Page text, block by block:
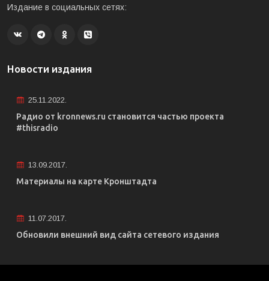
Издание в социальных сетях:
Новости издания
25.11.2022.
Радио от kronnews.ru становится частью проекта
#thisradio
13.09.2017.
Материалы на карте Кронштадта
11.07.2017.
Обновили внешний вид сайта сетевого издания